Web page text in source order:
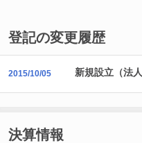
登記の変更履歴
2015/10/05 新規設立（法
決算情報